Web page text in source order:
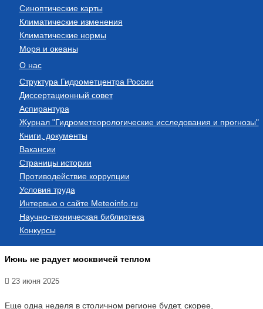
Синоптические карты
Климатические изменения
Климатические нормы
Моря и океаны
О нас
Структура Гидрометцентра России
Диссертационный совет
Аспирантура
Журнал "Гидрометеорологические исследования и прогнозы"
Книги, документы
Вакансии
Страницы истории
Противодействие коррупции
Условия труда
Интервью о сайте Meteoinfo.ru
Научно-техническая библиотека
Конкурсы
Июнь не радует москвичей теплом
23 июня 2025
Еще одна неделя в столичном регионе будет, скорее,